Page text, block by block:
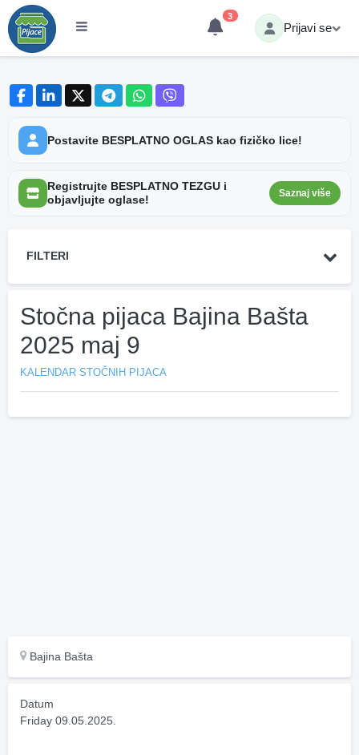
3
Prijavi se
Postavite BESPLATNO OGLAS kao fizičko lice!
Registrujte BESPLATNO TEZGU i
objavljujte oglase!
Saznaj više
FILTERI
Stočna pijaca Bajina Bašta
2025 maj 9
KALENDAR STOČNIH PIJACA
Bajina Bašta
Datum
Friday 09.05.2025.